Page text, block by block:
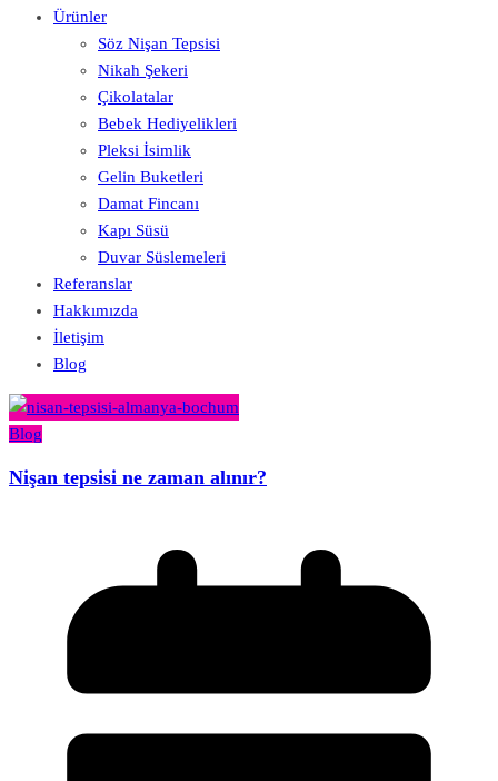
Ürünler
Söz Nişan Tepsisi
Nikah Şekeri
Çikolatalar
Bebek Hediyelikleri
Pleksi İsimlik
Gelin Buketleri
Damat Fincanı
Kapı Süsü
Duvar Süslemeleri
Referanslar
Hakkımızda
İletişim
Blog
Blog
Nişan tepsisi ne zaman alınır?